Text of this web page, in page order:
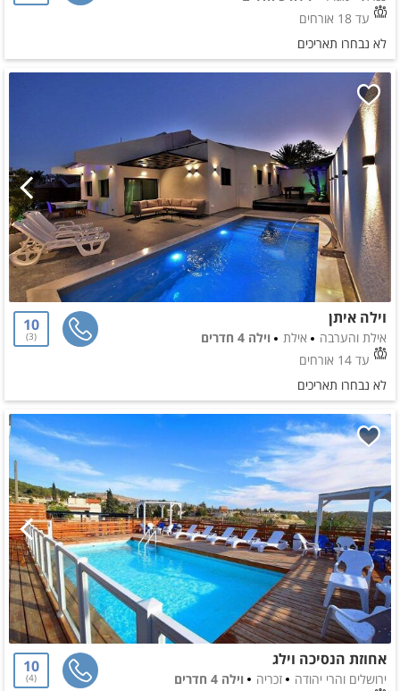
עד 18 אורחים
לא נבחרו תאריכים
וילה איתן
אילת והערבה אילת
וילה 4 חדרים
עד 14 אורחים
10
3
לא נבחרו תאריכים
אחוזת הנסיכה וילג
ירושלים והרי יהודה זכריה
וילה 4 חדרים
10
4